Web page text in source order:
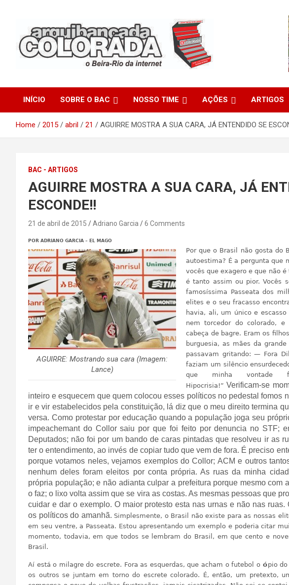
Arquibancada Colorada
INÍCIO SOBRE O BAC NOSSO TIME AÇÕES ARTIGOS
Home 2015 abril 21 AGUIRRE MOSTRA A SUA CARA, JÁ ENTENDIDO SE
BAC - ARTIGOS
AGUIRRE MOSTRA A SUA CARA, JÁ
ESCONDE!!
21 de abril de 2015 Adriano Garcia 6 Comments
POR ADRIANO GARCIA – EL MAGO
AGUIRRE: Mostrando sua cara (Imagem:
Lance)
Por que o Brasil não gosta do
autoestima? É a pergunta que
vocês que exagero e que não
é tanto assim ou pior. Vocês
famosíssima Passeata dos
elites e o seu fracasso
havia, ali, um único e
nem torcedor do colorado, e
cabeça de bagre. Eram os
burguesia, as mães da grande
passavam gritando: — Fora
faziam um silêncio
que minha vontade
Hipocrisia!” Verificam-se
inteiro e esquecem que quem colocou esses políticos no pedestal fomos
ir e vir estabelecidos pela constituição, lá diz que o meu direito termina
versa. Como protestar por educação quando a população joga seu
impeachemant do Collor saiu por que foi feito por denuncia no STF;
Deputados; não foi por um bando de caras pintadas que resolveu ir as
ter o entendimento, ao invés de copiar tudo que vem de fora. É preciso
porque votamos neles, vejamos exemplos do Collor; ACM e outros
nenhum deles foram eleitos por conta própria. As ruas da minha
própria população; e não adianta culpar a prefeitura porque mesmo com
o faz; o lixo volta assim que se vira as costas. As mesmas pessoas que
cuidar e dar o exemplo. O maior protesto esta nas urnas e não nas
os políticos do amanhã. Simplesmente, o Brasil não existe para as nossas
em seu ventre, a Passeata. Estou apresentando um exemplo e poderia citar
momento, todavia, em que todos se lembram do Brasil, em que cento e
Brasil.
Aí está o milagre do escrete. Fora as esquerdas, que acham o futebol oópio
os outros se juntam em torno do escrete colorado. É, então, um pretexto,